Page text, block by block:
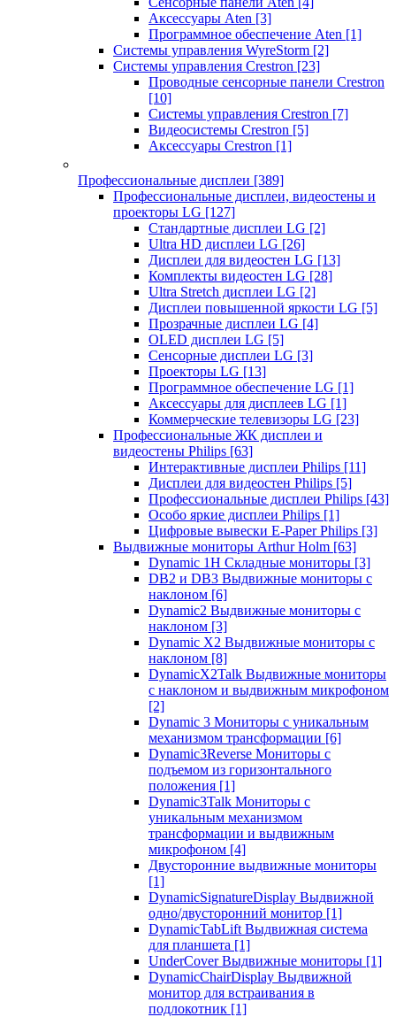
Аксессуары Aten [3]
Программное обеспечение Aten [1]
Системы управления WyreStorm [2]
Системы управления Crestron [23]
Проводные сенсорные панели Crestron
[10]
Системы управления Crestron [7]
Видеосистемы Crestron [5]
Аксессуары Crestron [1]
Профессиональные дисплеи [389]
Профессиональные дисплеи, видеостены и
проекторы LG [127]
Стандартные дисплеи LG [2]
Ultra HD дисплеи LG [26]
Дисплеи для видеостен LG [13]
Комплекты видеостен LG [28]
Ultra Stretch дисплеи LG [2]
Дисплеи повышенной яркости LG [5]
Прозрачные дисплеи LG [4]
OLED дисплеи LG [5]
Сенсорные дисплеи LG [3]
Проекторы LG [13]
Программное обеспечение LG [1]
Аксессуары для дисплеев LG [1]
Коммерческие телевизоры LG [23]
Профессиональные ЖК дисплеи и
видеостены Philips [63]
Интерактивные дисплеи Philips [11]
Дисплеи для видеостен Philips [5]
Профессиональные дисплеи Philips [43]
Особо яркие дисплеи Philips [1]
Цифровые вывески E-Paper Philips [3]
Выдвижные мониторы Arthur Holm [63]
Dynamic 1Н Складные мониторы [3]
DB2 и DB3 Выдвижные мониторы с
наклоном [6]
Dynamic2 Выдвижные мониторы с
наклоном [3]
Dynamic X2 Выдвижные мониторы с
наклоном [8]
DynamicX2Talk Выдвижные мониторы
с наклоном и выдвижным микрофоном
[2]
Dynamic 3 Мониторы с уникальным
механизмом трансформации [6]
Dynamic3Reverse Мониторы с
подъемом из горизонтального
положения [1]
Dynamic3Talk Мониторы с
уникальным механизмом
трансформации и выдвижным
микрофоном [4]
Двусторонние выдвижные мониторы
[1]
DynamicSignatureDisplay Выдвижной
одно/двусторонний монитор [1]
DynamicTabLift Выдвижная система
для планшета [1]
UnderCover Выдвижные мониторы [1]
DynamicChairDisplay Выдвижной
монитор для встраивания в
подлокотник [1]